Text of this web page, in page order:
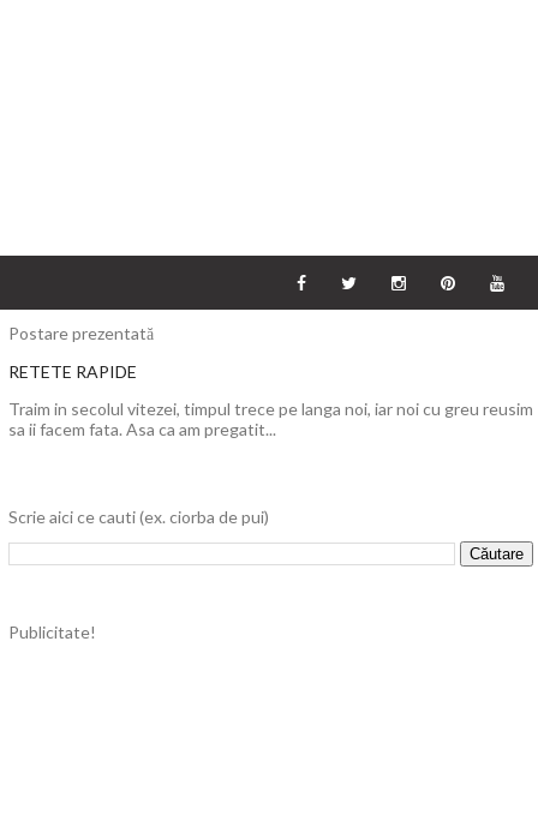
Postare prezentată
RETETE RAPIDE
Traim in secolul vitezei, timpul trece pe langa noi, iar noi cu greu reusim
sa ii facem fata. Asa ca am pregatit...
Scrie aici ce cauti (ex. ciorba de pui)
Publicitate!